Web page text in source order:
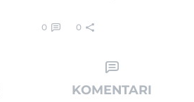
0 0
KOMENTARI